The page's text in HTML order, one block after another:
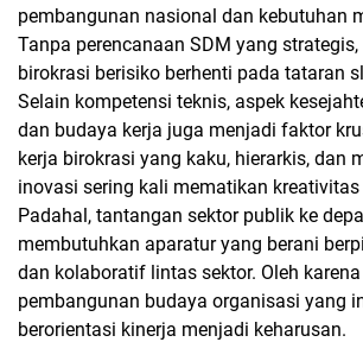
pembangunan nasional dan kebutuhan
Tanpa perencanaan SDM yang
birokrasi berisiko berhenti pada tataran
Selain kompetensi teknis, aspek
dan budaya kerja juga menjadi faktor
kerja birokrasi yang kaku, hierarkis, dan
inovasi sering kali mematikan kreativitas
Padahal, tantangan sektor publik ke
membutuhkan aparatur yang berani
dan kolaboratif lintas sektor. Oleh
pembangunan budaya organisasi yang
berorientasi kinerja menjadi keharusan.